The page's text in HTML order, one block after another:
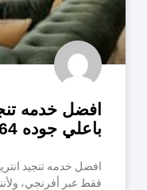
افضل خدمه
باعلي جوده 01507689064
افضل خدمه تنجيد
فقط عبر أفرنجي،